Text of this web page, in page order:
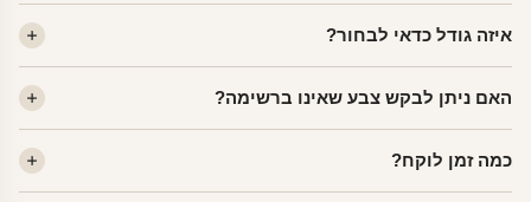
איזה גודל כדאי לבחור?
שינה של מבוגרים — L. לפינה קטנה — S.
האם ניתן לבקש צבע שאינו ברשימה?
הצבעים זמינים ללא תוספת מחיר.
כמה זמן לוקח?